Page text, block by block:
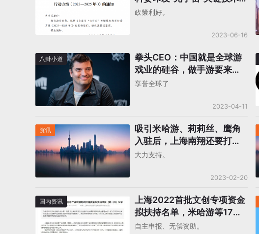
关行动方案
政策利好。
2023-06-16
八卦小道
拳头CEO：中国就是全球游
戏业的硅谷，做手游要来上
海
享誉全球了
2023-04-11
资讯
吸引米哈游、莉莉丝、鹰角
入驻后，上海南翔还要打造
“游戏谷”
大力支持。
2023-02-20
国内资讯
上海2022首批文创专项资金
拟扶持名单，米哈游等17家
游戏公司上榜
自主申报、无偿资助。